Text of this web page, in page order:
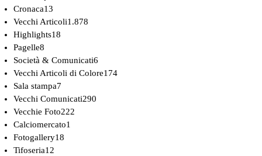
Cronaca13
Vecchi Articoli1.878
Highlights18
Pagelle8
Società & Comunicati6
Vecchi Articoli di Colore174
Sala stampa7
Vecchi Comunicati290
Vecchie Foto222
Calciomercato1
Fotogallery18
Tifoseria12